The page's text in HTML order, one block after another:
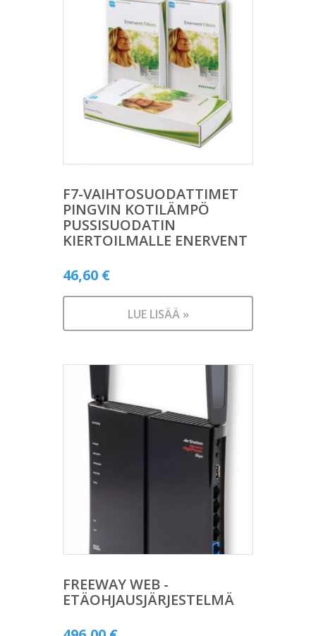
F7-VAIHTOSUODATTIMET
PINGVIN KOTILÄMPÖ
PUSSISUODATIN
KIERTOILMALLE ENERVENT
46,60 €
LUE LISÄÄ »
FREEWAY WEB -
ETÄOHJAUSJÄRJESTELMÄ